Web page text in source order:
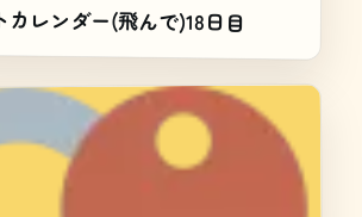
カレンダー(飛んで)18日目